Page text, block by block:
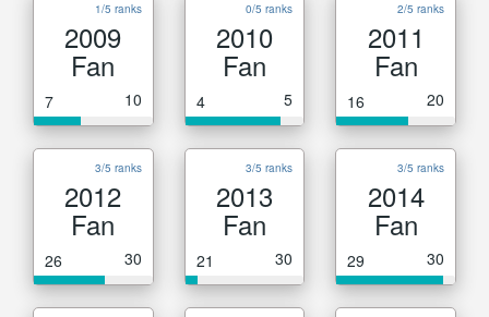
1/5 ranks
2009
Fan
7 10
0/5 ranks
2010
Fan
4 5
2/5 ranks
2011
Fan
16 20
3/5 ranks
2012
Fan
26 30
3/5 ranks
2013
Fan
21 30
3/5 ranks
2014
Fan
29 30